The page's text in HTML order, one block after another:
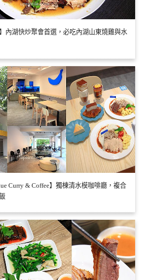
內湖快炒聚會首選，必吃內湖山東燒雞與水
Curry & Coffee】獨棟清水模咖啡廳，複合